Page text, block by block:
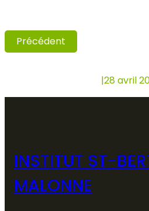
Précédent
|28 avril
INSTITUT ST-
MALONNE